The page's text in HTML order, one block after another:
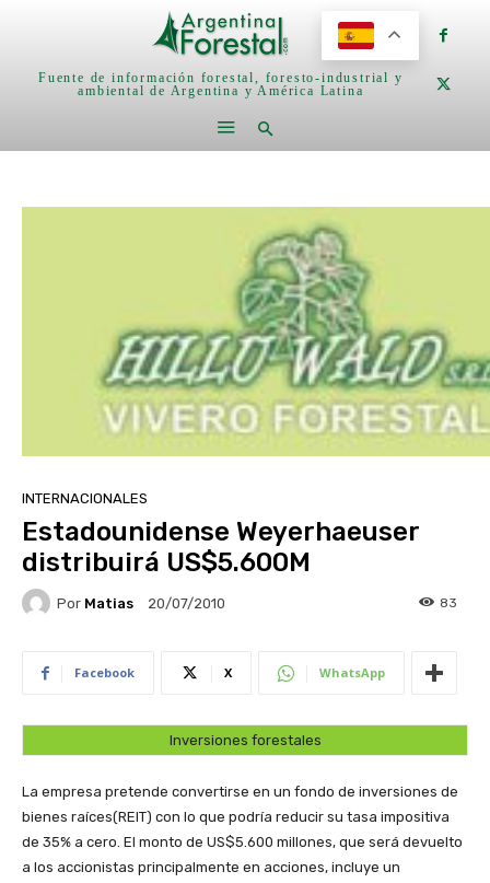
Fuente de información forestal, foresto-industrial y
ambiental de Argentina y América Latina
INTERNACIONALES
Estadounidense Weyerhaeuser
distribuirá US$5.600M
Por Matias 20/07/2010 83
Facebook X WhatsApp
Inversiones forestales
La empresa pretende convertirse en un fondo de inversiones de
bienes raíces(REIT) con lo que podría reducir su tasa impositiva
de 35% a cero. El monto de US$5.600 millones, que será devuelto
a los accionistas principalmente en acciones, incluye un